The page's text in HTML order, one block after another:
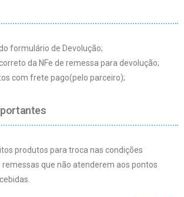
formulário de Devolução;
da NFe de remessa para devolução;
com frete pago(pelo parceiro);
produtos para troca nas condições
remessas que não atenderem aos pontos